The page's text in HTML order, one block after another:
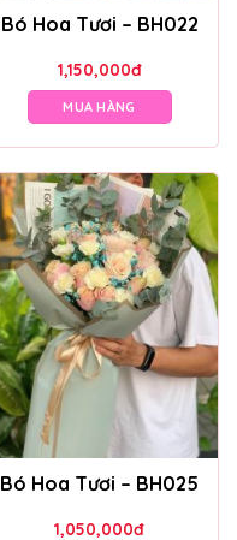
Bó Hoa Tươi – BH022
1,150,000đ
MUA HÀNG
Bó Hoa Tươi – BH025
1,050,000đ